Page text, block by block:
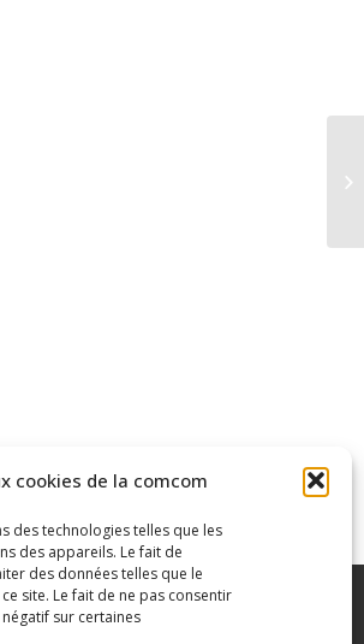
cookies de la comcom
des technologies telles que les
des appareils. Le fait de
des données telles que le
site. Le fait de ne pas consentir
sur certaines